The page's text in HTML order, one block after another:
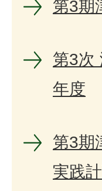
第3期
第3次
年度
第3期
実践